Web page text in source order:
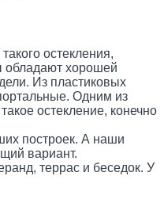
остекления,
обладают хорошей
Из пластиковых
Одним из
остекление, конечно
построек. А наши
вариант.
террас и беседок. У